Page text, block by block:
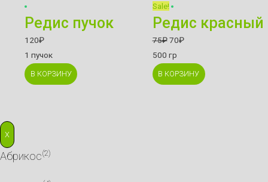
Редис пучок
120₽
1 пучок
В КОРЗИНУ
Sale!
Редис красный
75₽ 70₽
500 гр
В КОРЗИНУ
X
Абрикос(2)